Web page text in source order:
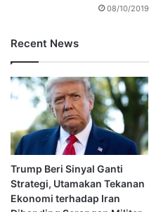
08/10/2019
Recent News
Trump Beri Sinyal Ganti
Strategi, Utamakan Tekanan
Ekonomi terhadap Iran